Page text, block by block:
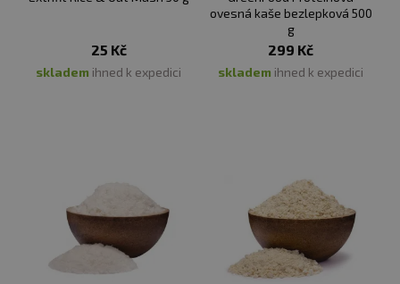
25 Kč
skladem ihned k expedici
ovesná kaše bezlepková 500
g
299 Kč
skladem ihned k expedici